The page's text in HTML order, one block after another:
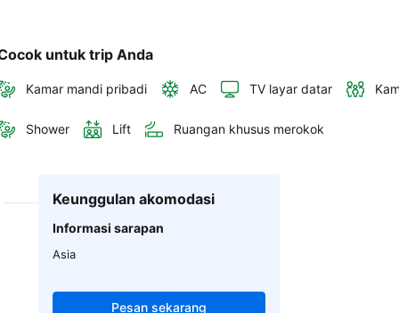
untuk trip Anda
Kamar mandi pribadi AC TV layar datar
Shower Lift Ruangan khusus merokok
Keunggulan akomodasi
Informasi sarapan
Asia
Pesan sekarang